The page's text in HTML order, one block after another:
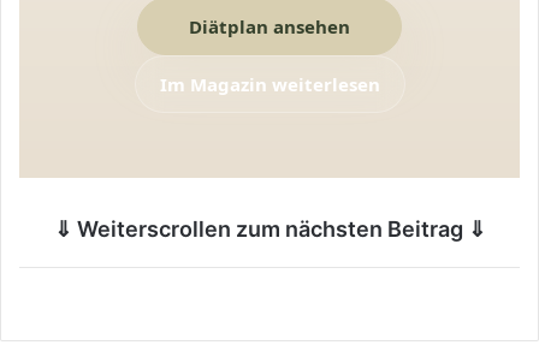
Diätplan ansehen
Im Magazin weiterlesen
⇓ Weiterscrollen zum nächsten Beitrag ⇓